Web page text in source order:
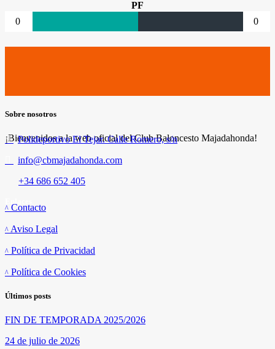
PF
0
0
Sobre nosotros
¡Bienvenidos a la web oficial del Club Baloncesto Majadahonda!
Polideportivo El Tejar. Calle Romero, s/n
info@cbmajadahonda.com
+34 686 652 405
Contacto
Aviso Legal
Política de Privacidad
Política de Cookies
Últimos posts
FIN DE TEMPORADA 2025/2026
24 de julio de 2026